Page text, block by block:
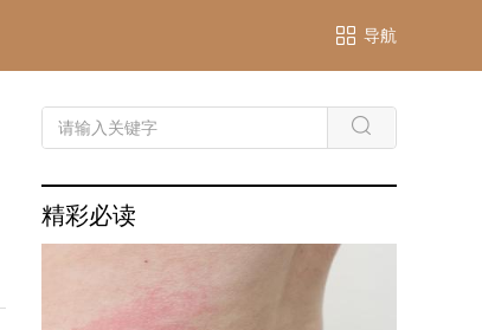
导航
精彩必读